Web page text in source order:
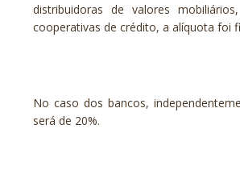
distribuidoras de valores
cooperativas de crédito, a alíquota foi
No caso dos bancos,
será de 20%.